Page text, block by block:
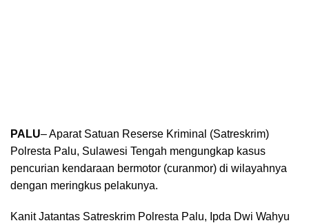
PALU– Aparat Satuan Reserse Kriminal (Satreskrim)
Polresta Palu, Sulawesi Tengah mengungkap kasus
pencurian kendaraan bermotor (curanmor) di wilayahnya
dengan meringkus pelakunya.
Kanit Jatantas Satreskrim Polresta Palu, Ipda Dwi Wahyu